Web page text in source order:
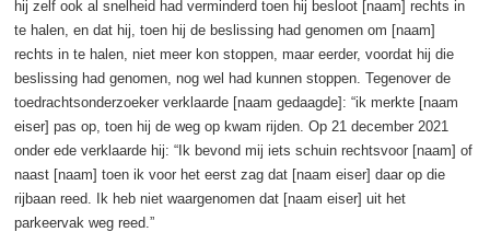
hij zelf ook al snelheid had verminderd toen hij besloot [naam] rechts in
te halen, en dat hij, toen hij de beslissing had genomen om [naam]
rechts in te halen, niet meer kon stoppen, maar eerder, voordat hij die
beslissing had genomen, nog wel had kunnen stoppen. Tegenover de
toedrachtsonderzoeker verklaarde [naam gedaagde]: “ik merkte [naam
eiser] pas op, toen hij de weg op kwam rijden. Op 21 december 2021
onder ede verklaarde hij: “Ik bevond mij iets schuin rechtsvoor [naam] of
naast [naam] toen ik voor het eerst zag dat [naam eiser] daar op die
rijbaan reed. Ik heb niet waargenomen dat [naam eiser] uit het
parkeervak weg reed.”